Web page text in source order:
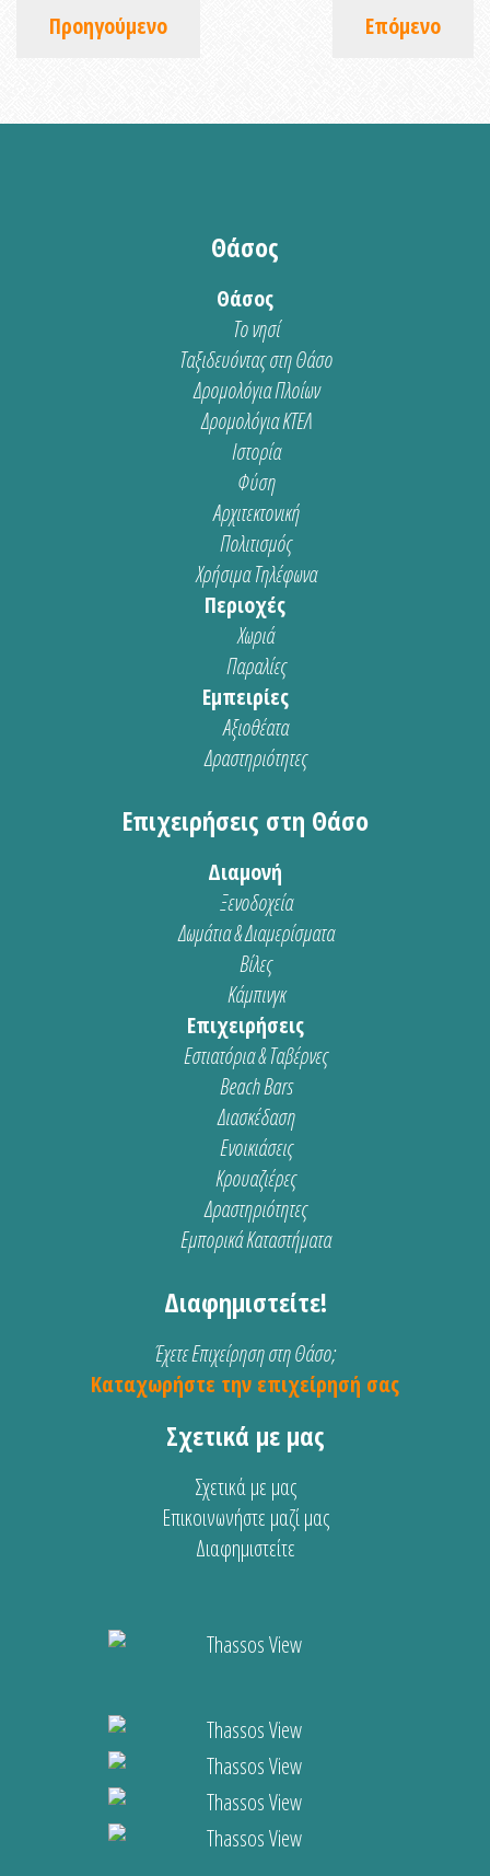
Προηγούμενο Επόμενο
Θάσος
Θάσος
Το νησί
Ταξιδευόντας στη Θάσο
Δρομολόγια Πλοίων
Δρομολόγια ΚΤΕΛ
Ιστορία
Φύση
Αρχιτεκτονική
Πολιτισμός
Χρήσιμα Τηλέφωνα
Περιοχές
Χωριά
Παραλίες
Εμπειρίες
Αξιοθέατα
Δραστηριότητες
Επιχειρήσεις στη Θάσο
Διαμονή
Ξενοδοχεία
Δωμάτια & Διαμερίσματα
Βίλες
Κάμπινγκ
Επιχειρήσεις
Εστιατόρια & Ταβέρνες
Beach Bars
Διασκέδαση
Ενοικιάσεις
Κρουαζιέρες
Δραστηριότητες
Εμπορικά Καταστήματα
Διαφημιστείτε!
Έχετε Επιχείρηση στη Θάσο;
Καταχωρήστε την επιχείρησή σας
Σχετικά με μας
Σχετικά με μας
Επικοινωνήστε μαζί μας
Διαφημιστείτε